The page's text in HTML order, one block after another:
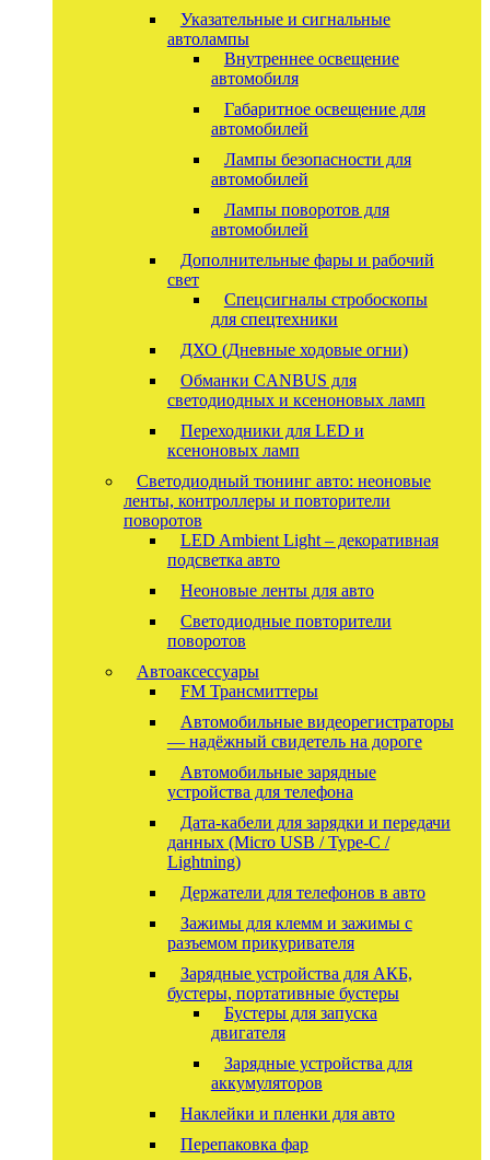
Указательные и сигнальные
автолампы
Внутреннее освещение
автомобиля
Габаритное освещение для
автомобилей
Лампы безопасности для
автомобилей
Лампы поворотов для
автомобилей
Дополнительные фары и рабочий
свет
Спецсигналы стробоскопы
для спецтехники
ДХО (Дневные ходовые огни)
Обманки CANBUS для
светодиодных и ксеноновых ламп
Переходники для LED и
ксеноновых ламп
Светодиодный тюнинг авто: неоновые
ленты, контроллеры и повторители
поворотов
LED Ambient Light – декоративная
подсветка авто
Неоновые ленты для авто
Светодиодные повторители
поворотов
Автоаксессуары
FM Трансмиттеры
Автомобильные видеорегистраторы
— надёжный свидетель на дороге
Автомобильные зарядные
устройства для телефона
Дата-кабели для зарядки и передачи
данных (Micro USB / Type-C /
Lightning)
Держатели для телефонов в авто
Зажимы для клемм и зажимы с
разъемом прикуривателя
Зарядные устройства для АКБ,
бустеры, портативные бустеры
Бустеры для запуска
двигателя
Зарядные устройства для
аккумуляторов
Наклейки и пленки для авто
Перепаковка фар